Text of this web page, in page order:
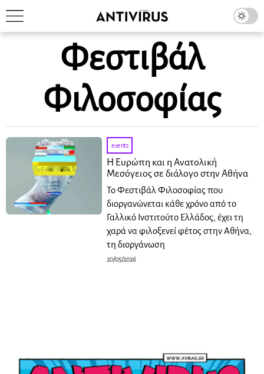
Φεστιβάλ
Φιλοσοφίας
events
Η Ευρώπη και η Ανατολική
Μεσόγειος σε διάλογο στην Αθήνα
Το Φεστιβάλ Φιλοσοφίας που
διοργανώνεται κάθε χρόνο από το
Γαλλικό Ινστιτούτο Ελλάδος, έχει τη
χαρά να φιλοξενεί φέτος στην Αθήνα,
τη διοργάνωση
20/05/2026